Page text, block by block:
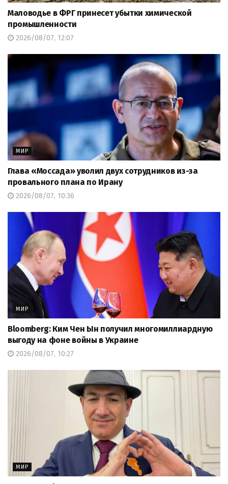
Маловодье в ФРГ принесет убытки химической
промышленности
2026/08/07, 12:07
МИР
Глава «Моссада» уволил двух сотрудников из-за
провального плана по Ирану
2026/08/07, 10:36
МИР
Bloomberg: Ким Чен Ын получил многомиллиардную
выгоду на фоне войны в Украине
2026/08/07, 10:27
МИР